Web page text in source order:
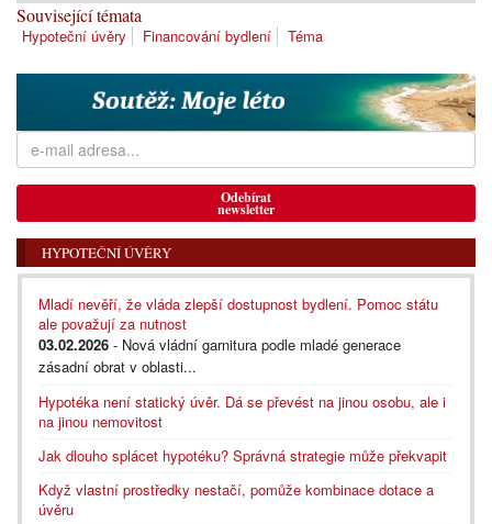
Související témata
Hypoteční úvěry Financování bydlení Téma
Odebírat
newsletter
HYPOTEČNÍ ÚVĚRY
Mladí nevěří, že vláda zlepší dostupnost bydlení. Pomoc státu
ale považují za nutnost
03.02.2026 - Nová vládní garnitura podle mladé generace
zásadní obrat v oblasti...
Hypotéka není statický úvěr. Dá se převést na jinou osobu, ale i
na jinou nemovitost
Jak dlouho splácet hypotéku? Správná strategie může překvapit
Když vlastní prostředky nestačí, pomůže kombinace dotace a
úvěru